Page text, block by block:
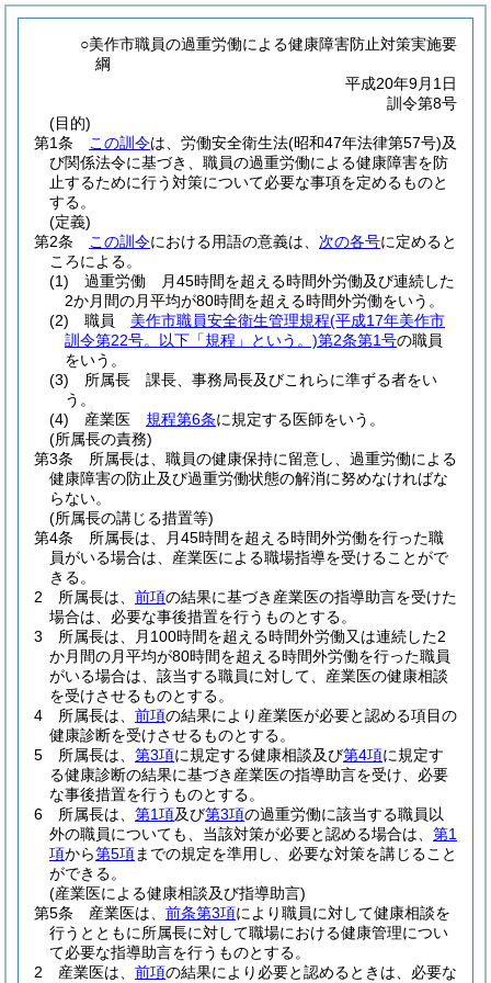
○美作市職員の過重労働による健康障害防止対策実施要
綱
平成20年9月1日
訓令第8号
(目的)
第1条
この訓令は、労働安全衛生法(昭和47年法律第57号)及
び関係法令に基づき、職員の過重労働による健康障害を防
止するために行う対策について必要な事項を定めるものと
する。
(定義)
第2条
この訓令における用語の意義は、 次の各号に定めると
ころによる。
(1)
過重労働 月45時間を超える時間外労働及び連続した
2か月間の月平均が80時間を超える時間外労働をいう。
(2)
職員 美作市職員安全衛生管理規程(平成17年美作市
訓令第22号。以下「規程」という。)第2条第1号の職員
をいう。
(3)
所属長 課長、事務局長及びこれらに準ずる者をい
う。
(4)
産業医 規程第6条に規定する医師をいう。
(所属長の責務)
第3条
所属長は、職員の健康保持に留意し、過重労働による
健康障害の防止及び過重労働状態の解消に努めなければな
らない。
(所属長の講じる措置等)
第4条
所属長は、月45時間を超える時間外労働を行った職
員がいる場合は、産業医による職場指導を受けることがで
きる。
2
所属長は、 前項の結果に基づき産業医の指導助言を受けた
場合は、必要な事後措置を行うものとする。
3
所属長は、月100時間を超える時間外労働又は連続した2
か月間の月平均が80時間を超える時間外労働を行った職員
がいる場合は、該当する職員に対して、産業医の健康相談
を受けさせるものとする。
4
所属長は、 前項の結果により産業医が必要と認める項目の
健康診断を受けさせるものとする。
5
所属長は、 第3項に規定する健康相談及び第4項に規定す
る健康診断の結果に基づき産業医の指導助言を受け、必要
な事後措置を行うものとする。
6
所属長は、 第1項及び第3項の過重労働に該当する職員以
外の職員についても、当該対策が必要と認める場合は、 第1
項から第5項までの規定を準用し、必要な対策を講じること
ができる。
(産業医による健康相談及び指導助言)
第5条
産業医は、 前条第3項により職員に対して健康相談を
行うとともに所属長に対して職場における健康管理につい
て必要な指導助言を行うものとする。
2
産業医は、 前項の結果により必要と認めるときは、必要な